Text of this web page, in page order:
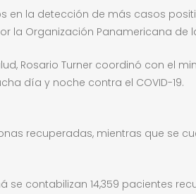
en la detección de más casos
la Organización Panamericana de
Rosario Turner coordinó con el
día y noche contra el COVID-19.
recuperadas, mientras que se
se contabilizan 14,359 pacientes